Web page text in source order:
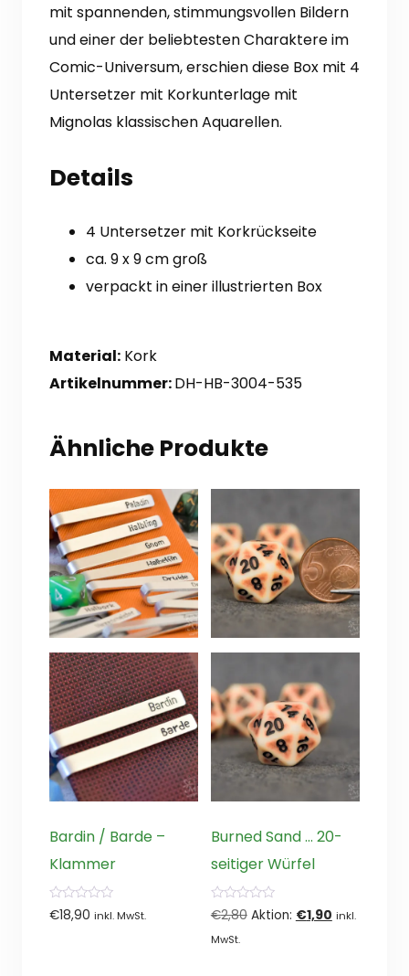
mit spannenden, stimmungsvollen Bildern
und einer der beliebtesten Charaktere im
Comic-Universum, erschien diese Box mit 4
Untersetzer mit Korkunterlage mit
Mignolas klassischen Aquarellen.
Details
4 Untersetzer mit Korkrückseite
ca. 9 x 9 cm groß
verpackt in einer illustrierten Box
Material: Kork
Artikelnummer:DH-HB-3004-535
Ähnliche Produkte
Bardin / Barde –
Klammer
0
von
€18,90 inkl. MwSt.
Burned Sand … 20-
seitiger Würfel
0
von
5
€2,80 Ursprünglicher
Aktion: €1,90Aktueller
inkl.
MwSt.